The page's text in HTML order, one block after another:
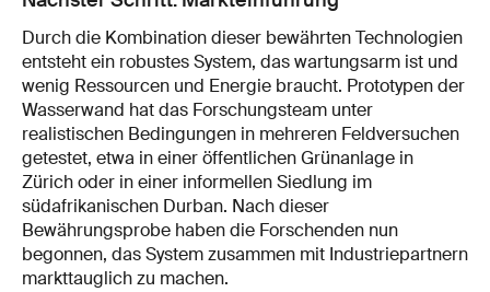
Durch die Kombination dieser bewährten Technologien
entsteht ein robustes System, das wartungsarm ist und
wenig Ressourcen und Energie braucht. Prototypen der
Wasserwand hat das Forschungsteam unter
realistischen Bedingungen in mehreren Feldversuchen
getestet, etwa in einer öffentlichen Grünanlage in
Zürich oder in einer informellen Siedlung im
südafrikanischen Durban. Nach dieser
Bewährungsprobe haben die Forschenden nun
begonnen, das System zusammen mit Industriepartnern
markttauglich zu machen.